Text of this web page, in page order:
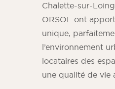
Chalette-sur-
ORSOL ont
unique,
l’environnement
locataires des
une qualité de vie